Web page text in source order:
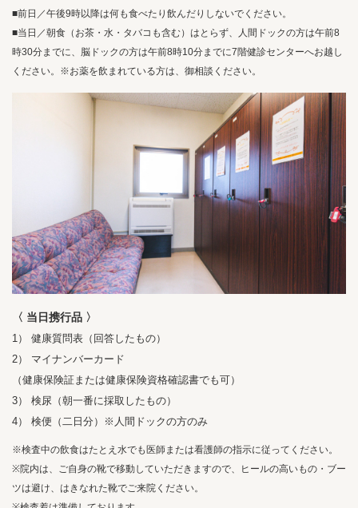
■前日／午後9時以降は何も食べたり飲んだりしないでください。
■当日／朝食（お茶・水・タバコも含む）はとらず、人間ドックの方は午前8
時30分までに、脳ドックの方は午前8時10分までに7階健診センターへお越し
ください。※お薬を飲まれている方は、御相談ください。
〈 当日携行品 〉
1） 健康質問表（回答したもの）
2） マイナンバーカード
（健康保険証または健康保険資格確認書でも可）
3） 検尿（朝一番に採取したもの）
4） 検便（二日分）※人間ドックの方のみ
※検査中の飲食はたとえ水でも医師または看護師の指示に従ってください。
※院内は、ご自身の靴で移動していただきますので、ヒールの高いもの・ブー
ツは避け、はきなれた靴でご来院ください。